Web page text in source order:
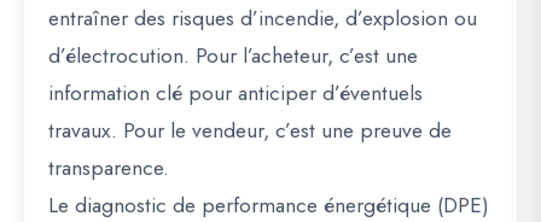
entraîner des risques d’incendie, d’explosion ou
d’électrocution. Pour l’acheteur, c’est une
information clé pour anticiper d’éventuels
travaux. Pour le vendeur, c’est une preuve de
transparence.
Le diagnostic de performance énergétique (DPE)